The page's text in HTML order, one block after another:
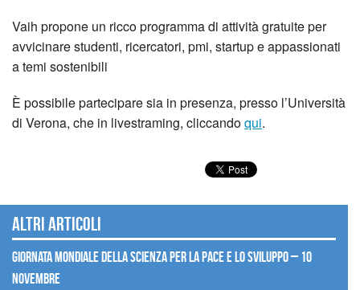
Vaih propone un ricco programma di attività gratuite per
avvicinare studenti, ricercatori, pmi, startup e appassionati
a temi sostenibili
È possibile partecipare sia in presenza, presso l’Università
di Verona, che in livestraming, cliccandoqui.
Altri articoli
Giornata mondiale della scienza per la pace e lo sviluppo – 10
novembre